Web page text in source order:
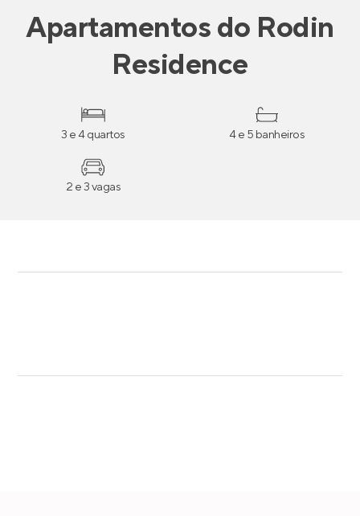
Apartamentosdo Rodin
Residence
3 e 4 quartos 4 e 5 banheiros
2 e 3 vagas